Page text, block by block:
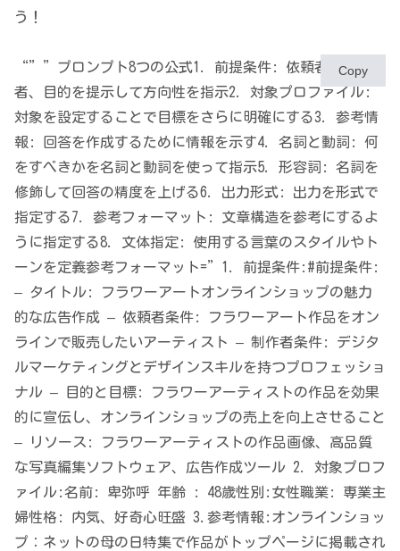
う！
“””​ プロンプト8つの公式​ 1. 前提条件: 依頼者、制作
者、目的を提示して方向性を指示​ 2. 対象プロファイル:
対象を設定することで目標をさらに明確にする​ 3. 参考情
報: 回答を作成するために情報を示す​ 4. 名詞と動詞: 何
をすべきかを名詞と動詞を使って指示​ 5. 形容詞: 名詞を
修飾して回答の精度を上げる​ 6. 出力形式: 出力を形式で
指定する​ 7. 参考フォーマット: 文章構造を参考にするよ
うに指定する​ 8. 文体指定: 使用する言葉のスタイルやト
ーンを定義​ ​ 参考フォーマット=”​ 1. 前提条件:​ #前提条件:
– タイトル: フラワーアートオンラインショップの魅力
的な広告作成 – 依頼者条件: フラワーアート作品をオン
ラインで販売したいアーティスト – 制作者条件: デジタ
ルマーケティングとデザインスキルを持つプロフェッショ
ナル – 目的と目標: フラワーアーティストの作品を効果
的に宣伝し、オンラインショップの売上を向上させること
– リソース: フラワーアーティストの作品画像、高品質
な写真編集ソフトウェア、広告作成ツール 2. 対象プロフ
ァイル:​ 名前: 卑弥呼 年齢 : 48歳​ 性別:女性​ 職業: 専業主
婦​ 性格: 内気、好奇心旺盛 3.参考情報:​ オンラインショッ
プ：ネットの母の日特集で作品がトップページに掲載され
Copy